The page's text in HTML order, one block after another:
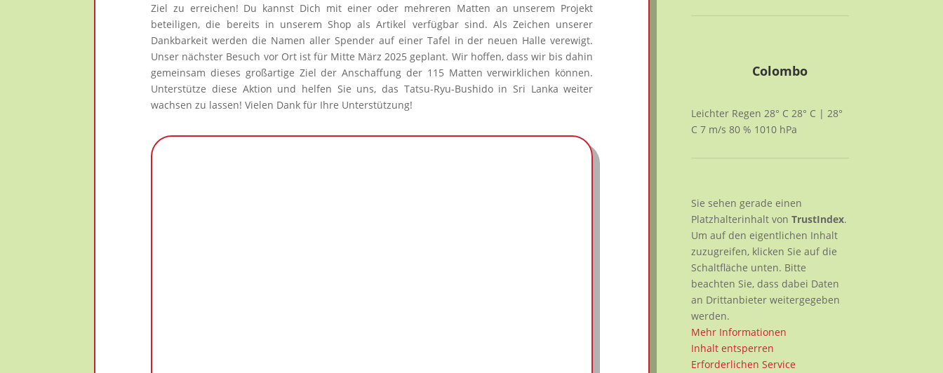
Ziel zu erreichen! Du kannst Dich mit einer oder mehreren Matten an unserem Projekt
beteiligen, die bereits in unserem Shop als Artikel verfügbar sind. Als Zeichen unserer
Dankbarkeit werden die Namen aller Spender auf einer Tafel in der neuen Halle verewigt.
Unser nächster Besuch vor Ort ist für Mitte März 2025 geplant. Wir hoffen, dass wir bis dahin
gemeinsam dieses großartige Ziel der Anschaffung der 115 Matten verwirklichen können.
Unterstütze diese Aktion und helfen Sie uns, das Tatsu-Ryu-Bushido in Sri Lanka weiter
wachsen zu lassen! Vielen Dank für Ihre Unterstützung!
Colombo
Leichter Regen 28° C 28° C | 28°
C 7 m/s 80% 1010 hPa
Sie sehen gerade einen
Platzhalterinhalt vonTrustIndex.
Um auf den eigentlichen Inhalt
zuzugreifen, klicken Sie auf die
Schaltfläche unten. Bitte
beachten Sie, dass dabei Daten
an Drittanbieter weitergegeben
werden.
Mehr Informationen
Inhalt entsperren
Erforderlichen Service